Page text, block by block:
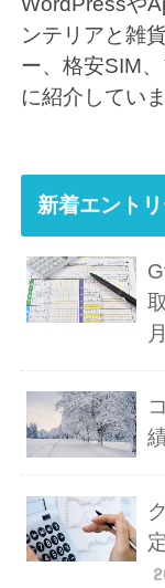
ンテリアと雑
ー、格安SIM
に紹介していま
新着エント